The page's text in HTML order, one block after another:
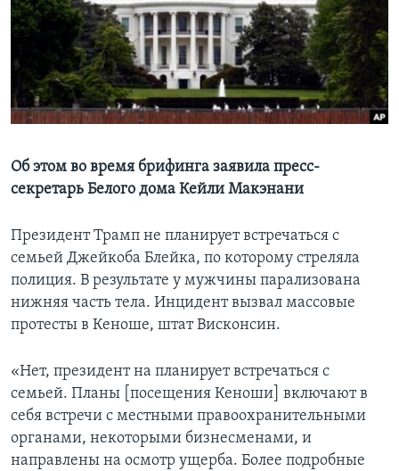
Learning English
СОЦИАЛЬНЫЕ СЕТИ
Языки
Об этом во время брифинга заявила пресс-
секретарь Белого дома Кейли Макэнани
Президент Трамп не планирует встречаться с
семьей Джейкоба Блейка, по которому стреляла
полиция. В результате у мужчины парализована
нижняя часть тела. Инцидент вызвал массовые
протесты в Кеноше, штат Висконсин.
«Нет, президент на планирует встречаться с
семьей. Планы [посещения Кеноши] включают в
себя встречи с местными правоохранительными
органами, некоторыми бизнесменами, и
направлены на осмотр ущерба. Более подробные